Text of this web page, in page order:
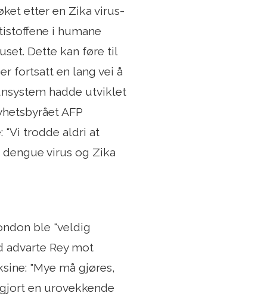
etter en Zika virus-
i humane
Dette kan føre til
fortsatt en lang vei å
hadde utviklet
AFP
"Vi trodde aldri at
virus og Zika
ble "veldig
Rey mot
"Mye må gjøres,
en urovekkende